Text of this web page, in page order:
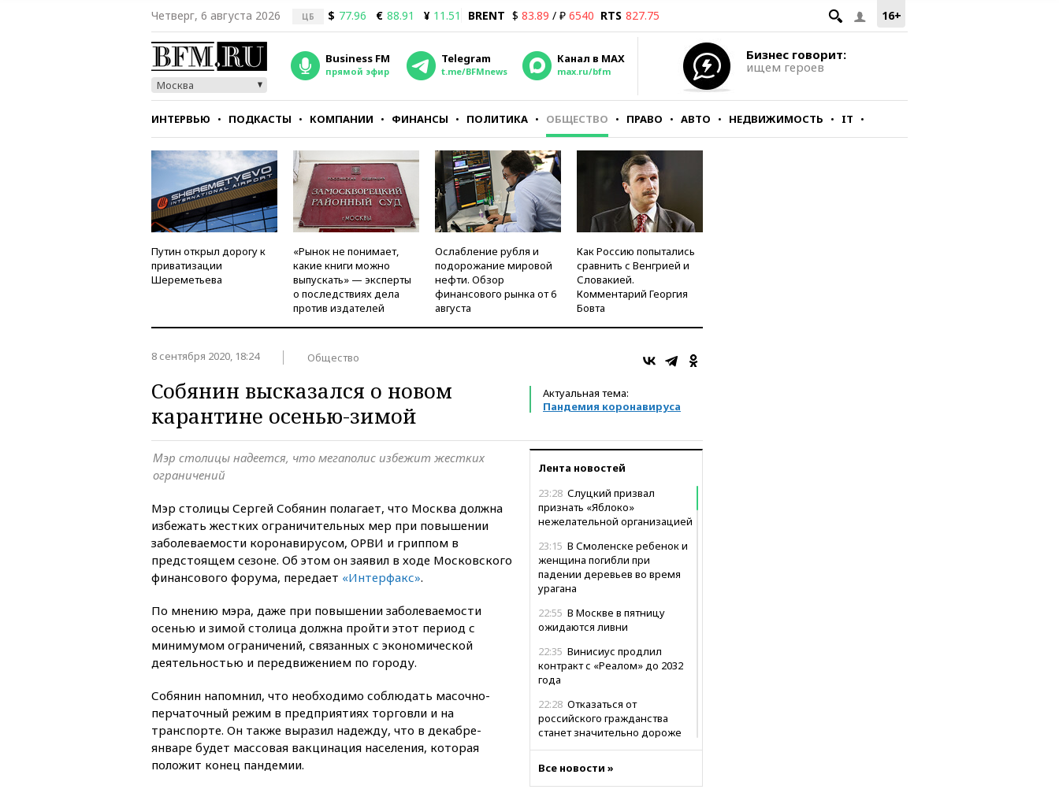
16+
Четверг, 6 августа 2026 ЦБ $ 77.96 € 88.91 ¥ 11.51 BRENT $ 83.89 / ₽ 6540 RTS 827.75
Москва
Business FM
прямой эфир
Telegram
t.me/BFMnews
Канал в MAX
max.ru/bfm
Бизнес говорит:
ищем героев
ИНТЕРВЬЮ ПОДКАСТЫ КОМПАНИИ ФИНАНСЫ ПОЛИТИКА ОБЩЕСТВО ПРАВО АВТО НЕДВИЖИМОСТЬ IT
СТИЛЬ ТЕСТЫ
Путин открыл дорогу к
приватизации
Шереметьева
«Рынок не понимает,
какие книги можно
выпускать» — эксперты
о последствиях дела
против издателей
Ослабление рубля и
подорожание мировой
нефти. Обзор
финансового рынка от 6
августа
Как Россию попытались
сравнить с Венгрией и
Словакией.
Комментарий Георгия
Бовта
8 сентября 2020, 18:24 Общество
Актуальная тема:
Пандемия коронавируса
Собянин высказался о новом
карантине осенью-зимой
Лента новостей
23:28 Слуцкий призвал
признать «Яблоко»
нежелательной организацией
23:15 В Смоленске ребенок и
женщина погибли при
падении деревьев во время
урагана
22:55 В Москве в пятницу
ожидаются ливни
22:35 Винисиус продлил
контракт с «Реалом» до 2032
года
22:28 Отказаться от
российского гражданства
станет значительно дороже
гвардейскую десантно-
штурмовую дивизию
Все новости »
Мэр столицы надеется, что мегаполис избежит жестких
ограничений
Мэр столицы Сергей Собянин полагает, что Москва должна
избежать жестких ограничительных мер при повышении
заболеваемости коронавирусом, ОРВИ и гриппом в
предстоящем сезоне. Об этом он заявил в ходе Московского
финансового форума, передает «Интерфакс».
По мнению мэра, даже при повышении заболеваемости
осенью и зимой столица должна пройти этот период с
минимумом ограничений, связанных с экономической
деятельностью и передвижением по городу.
Собянин напомнил, что необходимо соблюдать масочно-
перчаточный режим в предприятиях торговли и на
транспорте. Он также выразил надежду, что в декабре-
январе будет массовая вакцинация населения, которая
положит конец пандемии.